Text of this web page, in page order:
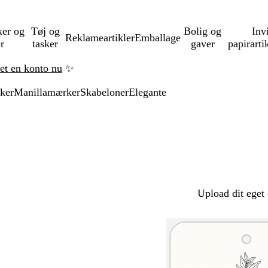
og Tøj og
tasker
ReklameartiklerEmballage
Bolig og
gaver
en konto nu ✨
ManillamærkerSkabelonerElegante
Upload dit eget